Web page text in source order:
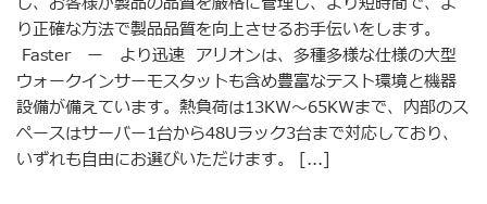
り正確な方法で製品品質を向上させるお手伝いをします。
Faster ー より迅速 アリオンは、多種多様な仕様の大型
ウォークインサーモスタットも含め豊富なテスト環境と機器
設備が備えています。熱負荷は13KW〜65KWまで、内部のス
ペースはサーバー1台から48Uラック3台まで対応しており、
いずれも自由にお選びいただけます。 [...]